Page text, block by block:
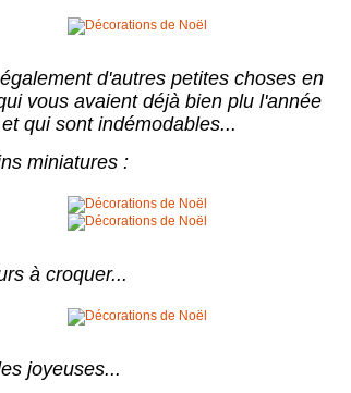
d'autres petites choses en
vous avaient déjà bien plu l'année
qui sont indémodables...
miniatures :
à croquer...
joyeuses...